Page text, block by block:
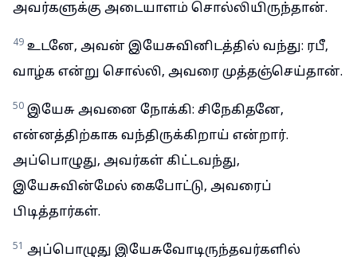
அவர்களுக்கு அடையாளம் சொல்லியிருந்தான்.
49 உடனே, அவன் இயேசுவினிடத்தில் வந்து: ரபீ,
வாழ்க என்று சொல்லி, அவரை முத்தஞ்செய்தான்.
50 இயேசு அவனை நோக்கி: சிநேகிதனே,
என்னத்திற்காக வந்திருக்கிறாய் என்றார்.
அப்பொழுது, அவர்கள் கிட்டவந்து,
இயேசுவின்மேல் கைபோட்டு, அவரைப்
பிடித்தார்கள்.
51 அப்பொழுது இயேசுவோடிருந்தவர்களில்